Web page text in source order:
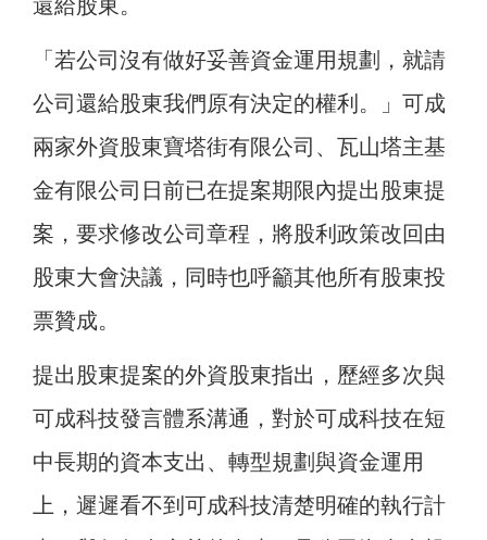
還給股東。
「若公司沒有做好妥善資金運用規劃，就請
公司還給股東我們原有決定的權利。」可成
兩家外資股東寶塔街有限公司、瓦山塔主基
金有限公司日前已在提案期限內提出股東提
案，要求修改公司章程，將股利政策改回由
股東大會決議，同時也呼籲其他所有股東投
票贊成。
提出股東提案的外資股東指出，歷經多次與
可成科技發言體系溝通，對於可成科技在短
中長期的資本支出、轉型規劃與資金運用
上，遲遲看不到可成科技清楚明確的執行計